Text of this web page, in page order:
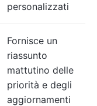
personalizzati
Fornisce un
riassunto
mattutino delle
priorità e degli
aggiornamenti